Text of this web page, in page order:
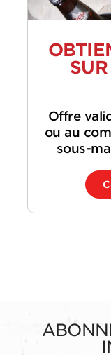
Offre
ou au
sous-